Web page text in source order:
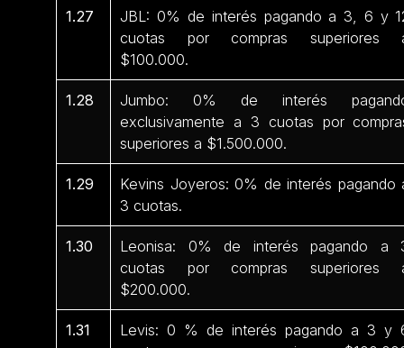
1.27
JBL: 0% de interés pagando a 3, 6 y
cuotas por compras superiores
$100.000.
1.28
Jumbo: 0% de interés
exclusivamente a 3 cuotas por
superiores a $1.500.000.
1.29
Kevins Joyeros: 0% de interés pagando
3 cuotas.
1.30
Leonisa: 0% de interés pagando a
cuotas por compras superiores
$200.000.
1.31
Levis: 0 % de interés pagando a 3 y